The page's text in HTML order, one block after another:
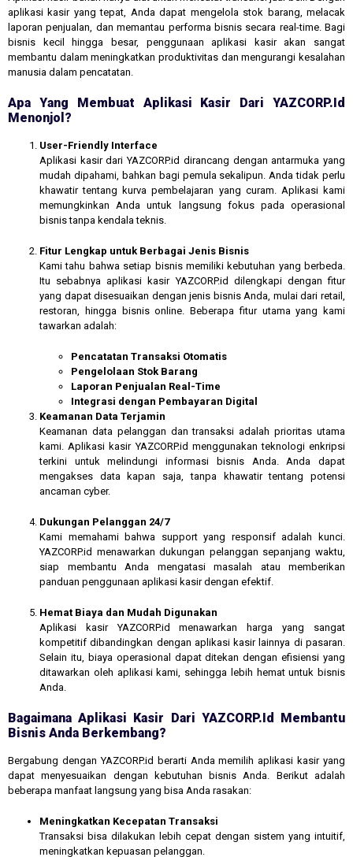
aplikasi kasir yang tepat, Anda dapat mengelola stok barang, melacak
laporan penjualan, dan memantau performa bisnis secara real-time. Bagi
bisnis kecil hingga besar, penggunaan aplikasi kasir akan sangat
membantu dalam meningkatkan produktivitas dan mengurangi kesalahan
manusia dalam pencatatan.
Apa Yang Membuat Aplikasi Kasir Dari YAZCORP.id
Menonjol?
User-Friendly Interface
Aplikasi kasir dari YAZCORP.id dirancang dengan antarmuka yang
mudah dipahami, bahkan bagi pemula sekalipun. Anda tidak perlu
khawatir tentang kurva pembelajaran yang curam. Aplikasi kami
memungkinkan Anda untuk langsung fokus pada operasional
bisnis tanpa kendala teknis.
Fitur Lengkap untuk Berbagai Jenis Bisnis
Kami tahu bahwa setiap bisnis memiliki kebutuhan yang berbeda.
Itu sebabnya aplikasi kasir YAZCORP.id dilengkapi dengan fitur
yang dapat disesuaikan dengan jenis bisnis Anda, mulai dari retail,
restoran, hingga bisnis online. Beberapa fitur utama yang kami
tawarkan adalah:
Pencatatan Transaksi Otomatis
Pengelolaan Stok Barang
Laporan Penjualan Real-Time
Integrasi dengan Pembayaran Digital
Keamanan Data Terjamin
Keamanan data pelanggan dan transaksi adalah prioritas utama
kami. Aplikasi kasir YAZCORP.id menggunakan teknologi enkripsi
terkini untuk melindungi informasi bisnis Anda. Anda dapat
mengakses data kapan saja, tanpa khawatir tentang potensi
ancaman cyber.
Dukungan Pelanggan 24/7
Kami memahami bahwa support yang responsif adalah kunci.
YAZCORP.id menawarkan dukungan pelanggan sepanjang waktu,
siap membantu Anda mengatasi masalah atau memberikan
panduan penggunaan aplikasi kasir dengan efektif.
Hemat Biaya dan Mudah Digunakan
Aplikasi kasir YAZCORP.id menawarkan harga yang sangat
kompetitif dibandingkan dengan aplikasi kasir lainnya di pasaran.
Selain itu, biaya operasional dapat ditekan dengan efisiensi yang
ditawarkan oleh aplikasi kami, sehingga lebih hemat untuk bisnis
Anda.
Bagaimana Aplikasi Kasir Dari YAZCORP.id Membantu
Bisnis Anda Berkembang?
Bergabung dengan YAZCORP.id berarti Anda memilih aplikasi kasir yang
dapat menyesuaikan dengan kebutuhan bisnis Anda. Berikut adalah
beberapa manfaat langsung yang bisa Anda rasakan:
Meningkatkan Kecepatan Transaksi
Transaksi bisa dilakukan lebih cepat dengan sistem yang intuitif,
meningkatkan kepuasan pelanggan.